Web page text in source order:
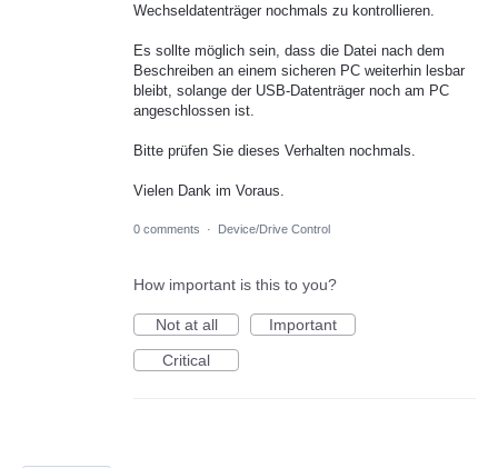
Wechseldatenträger nochmals zu kontrollieren.
Es sollte möglich sein, dass die Datei nach dem
Beschreiben an einem sicheren PC weiterhin lesbar
bleibt, solange der USB-Datenträger noch am PC
angeschlossen ist.
Bitte prüfen Sie dieses Verhalten nochmals.
Vielen Dank im Voraus.
0 comments · Device/Drive Control
How important is this to you?
Not at all
Important
Critical